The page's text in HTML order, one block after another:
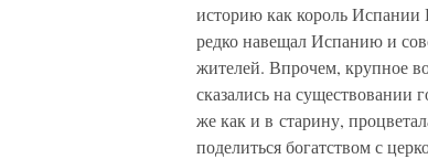
историю как король
редко навещал Испанию и
жителей. Впрочем, крупное
сказались на существовании
же как и в старину,
поделиться богатством с